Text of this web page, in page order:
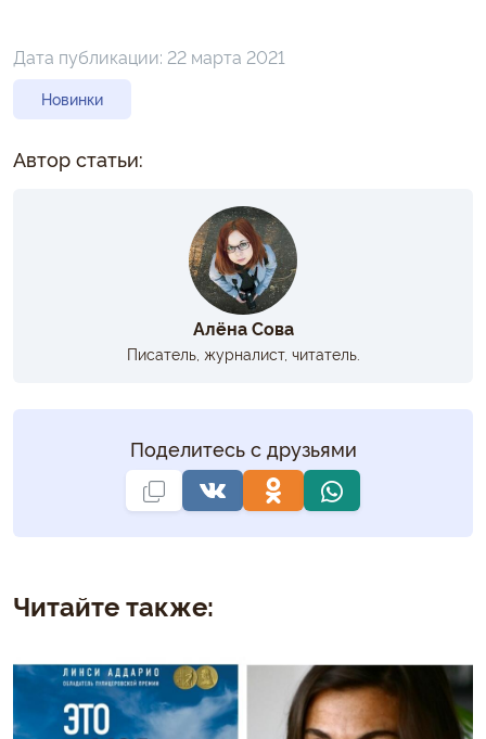
Дата публикации: 22 марта 2021
Новинки
Автор статьи:
Алёна Сова
Писатель, журналист, читатель.
Поделитесь с друзьями
Читайте также: